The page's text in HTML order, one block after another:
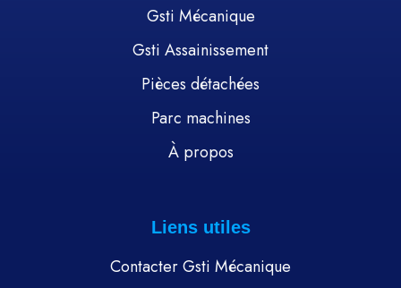
Gsti Mécanique
Gsti Assainissement
Pièces détachées
Parc machines
À propos
Liens utiles
Contacter Gsti Mécanique